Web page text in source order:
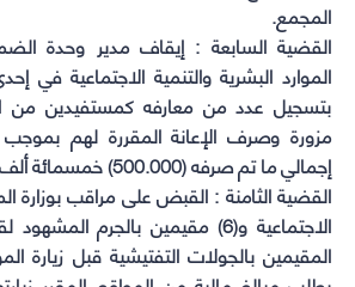
المجمع.
القضية السابعة : إيقاف مدير وحدة
الموارد البشرية والتنمية الاجتماعية في
بتسجيل عدد من معارفه كمستفيدين من
مزورة وصرف الإعانة المقررة لهم بموجب
إجمالي ما تم صرفه (500.000) خمسمائة ألف ريال.
القضية الثامنة : القبض على مراقب بوزارة
الاجتماعية و(6) مقيمين بالجرم
المقيمين بالجولات التفتيشية قبل زيارة